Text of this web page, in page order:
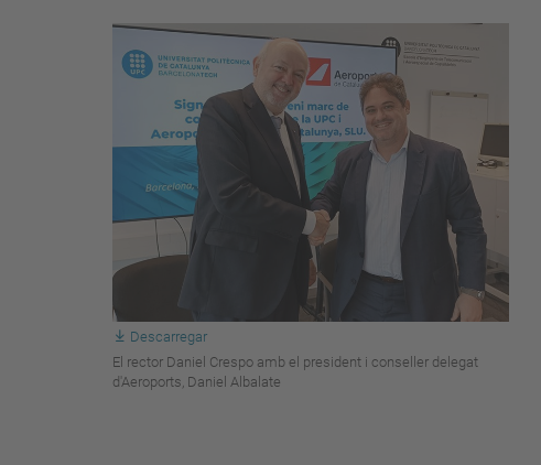
Descarregar
El rector Daniel Crespo amb el president i conseller delegat
d'Aeroports, Daniel Albalate